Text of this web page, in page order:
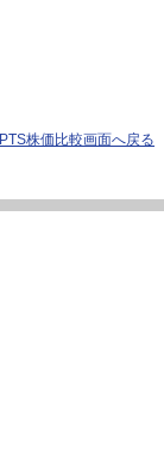
PTS株価比較画面へ戻る